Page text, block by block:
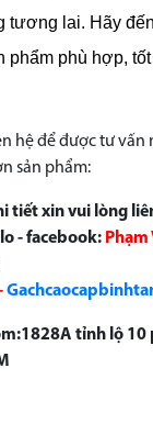
tương lai. Hãy
phẩm phù hợp,
hệ để được tư vấn
sản phẩm:
tiết xin vui lòng
- facebook: Phạm
tỉnh lộ 10